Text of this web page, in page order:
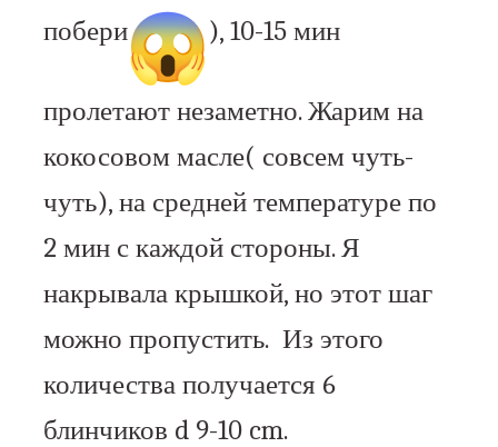
побери
), 10-15 мин
пролетают незаметно. Жарим на
кокосовом масле( совсем чуть-
чуть), на средней температуре по
2 мин с каждой стороны. Я
накрывала крышкой, но этот шаг
можно пропустить. Из этого
количества получается 6
блинчиков d 9-10 cm.